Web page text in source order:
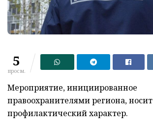
5
просм.
Мероприятие, инициированное
правоохранителями региона, носит
профилактический характер.